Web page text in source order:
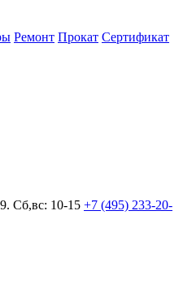
Ремонт Прокат Сертификат
Сб,вс: 10-15 +7 (495) 233-20-